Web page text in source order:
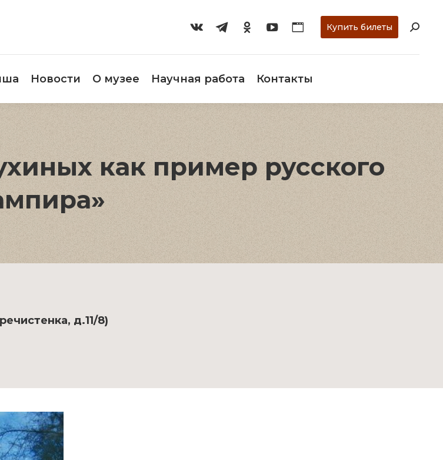
Купить билеты
Новости О музее Научная работа Контакты
как пример русского
д.11/8)
О музее Научная работа Контакты